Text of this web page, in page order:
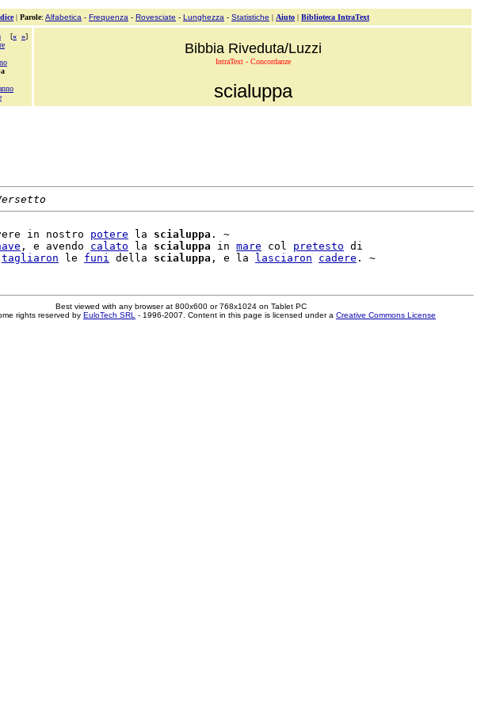
| Parole: Alfabetica - Frequenza - Rovesciate - Lunghezza - Statistiche | Aiuto | Biblioteca IntraText
[« »]
Bibbia Riveduta/Luzzi
IntraText - Concordanze
scialuppa
in nostro potere la scialuppa . ~
, e avendo calato la scialuppa in mare col pretesto di
tagliaron le funi della scialuppa , e la lasciaron cadere
Best viewed with any browser at 800x600 or 768x1024 on Tablet PC
rights reserved by EuloTech SRL - 1996-2007. Content in this page is licensed under a Creative Commons License